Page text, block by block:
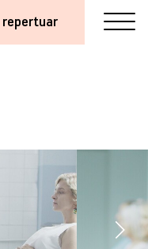
repertuar